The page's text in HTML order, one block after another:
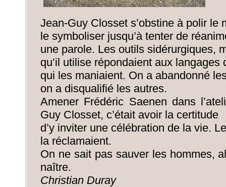
Jean-Guy Closset s’obstine à polir le
le symboliser jusqu’à tenter de
une parole. Les outils sidérurgiques,
qu’il utilise répondaient aux langages
qui les maniaient. On a abandonné
on a disqualifié les autres.
Amener Frédéric Saenen dans
Guy Closset, c’était avoir la certitude
d’y inviter une célébration de la vie.
la réclamaient.
On ne sait pas sauver les hommes,
naître.
Christian Duray